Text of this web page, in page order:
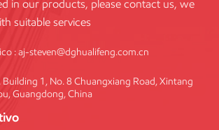
in our products, please contact us, we
suitable services
:aj-steven@dghualifeng.com.cn
1, No. 8 Chuangxiang Road, Xintang
Guangdong, China